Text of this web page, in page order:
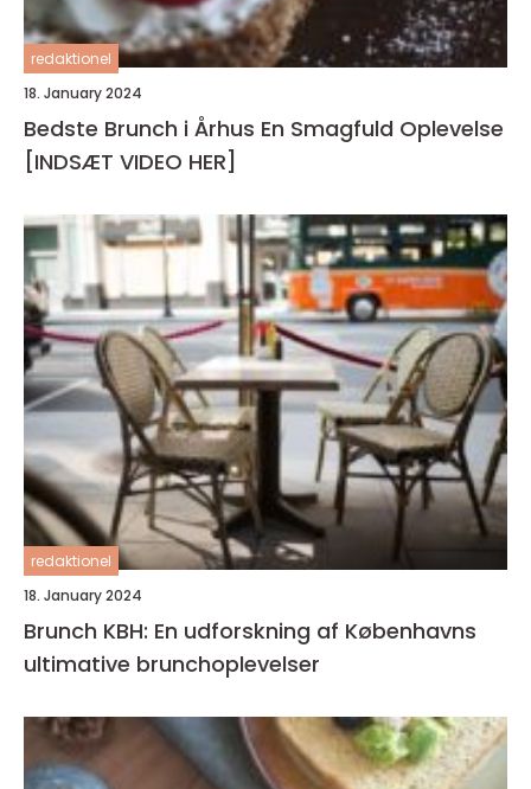
redaktionel
18. January 2024
Bedste Brunch i Århus En Smagfuld Oplevelse
[INDSÆT VIDEO HER]
redaktionel
18. January 2024
Brunch KBH: En udforskning af Københavns
ultimative brunchoplevelser